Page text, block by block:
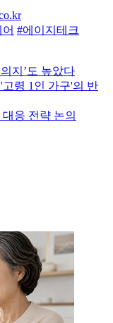
#에이지테크
지’도 높았다
령 1인 가구'의 반
응 전략 논의